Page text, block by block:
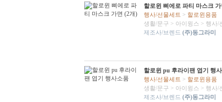
할로윈 삐에로 파티 마스크
행사/선물세트 > 할로윈용품
생활/문구 > 아이윙스 > 행사/
제조사/브렌드 (주)동그라미
할로윈 pu 후라이팬 엽기 행
행사/선물세트 > 할로윈용품
생활/문구 > 아이윙스 > 행사/
제조사/브렌드 (주)동그라미